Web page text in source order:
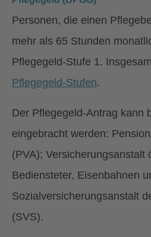
Personen, die einen
mehr als 65 Stunden
Pflegegeld-Stufe 1.
Pflegegeld-Stufen.
Der Pflegegeld-Antrag kann
eingebracht werden:
(PVA); Versicherungsanstalt
Bediensteter, Eisenbahnen
Sozialversicherungsanstalt
(SVS).